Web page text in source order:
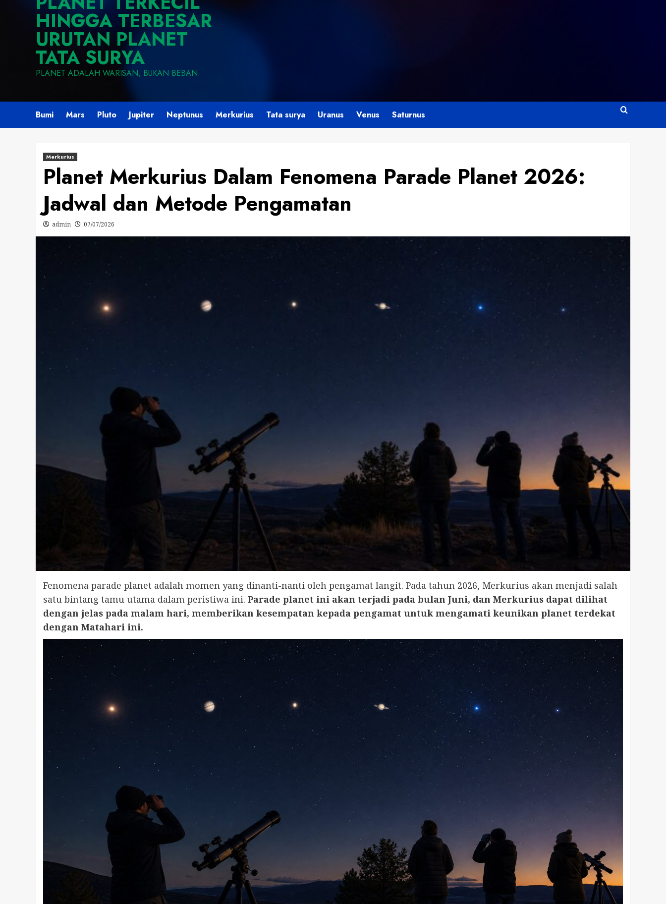
HINGGA TERBESAR
URUTAN PLANET
TATA SURYA
PLANET ADALAH WARISAN, BUKAN BEBAN.
Bumi Mars Pluto Jupiter Neptunus Merkurius Tata surya Uranus Venus Saturnus
Merkurius
Planet Merkurius Dalam Fenomena Parade Planet 2026:
Jadwal dan Metode Pengamatan
admin 07/07/2026
Fenomena parade planet adalah momen yang dinanti-nanti oleh pengamat langit. Pada tahun 2026, Merkurius akan menjadi salah
satu bintang tamu utama dalam peristiwa ini. Parade planet ini akan terjadi pada bulan Juni, dan Merkurius dapat dilihat
dengan jelas pada malam hari, memberikan kesempatan kepada pengamat untuk mengamati keunikan planet terdekat
dengan Matahari ini.